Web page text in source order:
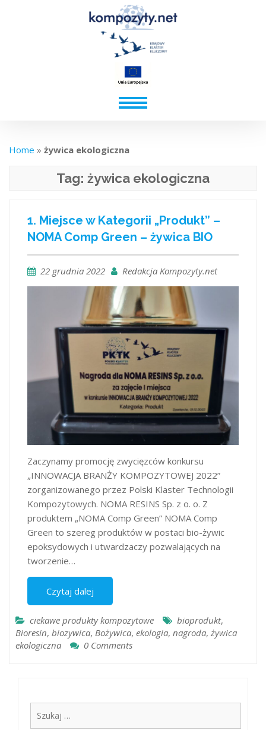
Home » żywica ekologiczna
Tag: żywica ekologiczna
1. Miejsce w Kategorii „Produkt” –
NOMA Comp Green – żywica BIO
22 grudnia 2022 Redakcja Kompozyty.net
Zaczynamy promocję zwycięzców konkursu
„INNOWACJA BRANŻY KOMPOZYTOWEJ 2022”
zorganizowanego przez Polski Klaster Technologii
Kompozytowych. NOMA RESINS Sp. z o. o. Z
produktem „NOMA Comp Green” NOMA Comp
Green to szereg produktów w postaci bio-żywic
epoksydowych i utwardzaczy pozwalających na
tworzenie…
Czytaj dalej
ciekawe produkty kompozytowe bioprodukt,
Bioresin, biozywica, Bożywica, ekologia, nagroda, żywica
ekologiczna
0 Comments